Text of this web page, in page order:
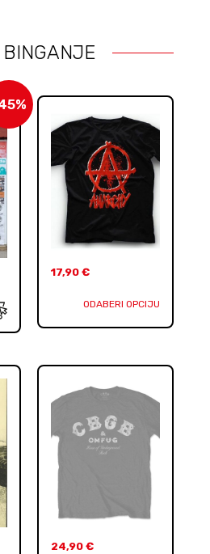
BINGANJE
17,90 €
ODABERI OPCIJU
24,90 €